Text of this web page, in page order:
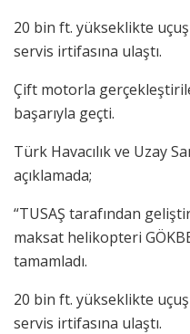
20 bin ft. yükseklikte
servis irtifasına ulaştı.
Çift motorla
başarıyla geçti.
Türk Havacılık ve Uzay
açıklamada;
“TUSAŞ tarafından
maksat helikopteri
tamamladı.
20 bin ft. yükseklikte
servis irtifasına ulaştı.